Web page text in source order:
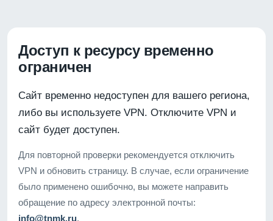
Доступ к ресурсу временно
ограничен
Сайт временно недоступен для вашего региона,
либо вы используете VPN. Отключите VPN и
сайт будет доступен.
Для повторной проверки рекомендуется отключить
VPN и обновить страницу. В случае, если ограничение
было применено ошибочно, вы можете направить
обращение по адресу электронной почты:
info@tnmk.ru.